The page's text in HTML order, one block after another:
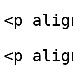
<p
<p